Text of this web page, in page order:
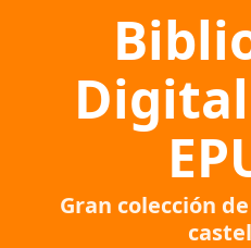
Gran colección